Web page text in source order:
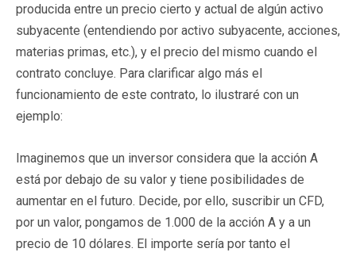
producida entre un precio cierto y actual de algún activo
subyacente (entendiendo por activo subyacente, acciones,
materias primas, etc.), y el precio del mismo cuando el
contrato concluye. Para clarificar algo más el
funcionamiento de este contrato, lo ilustraré con un
ejemplo:
Imaginemos que un inversor considera que la acción A
está por debajo de su valor y tiene posibilidades de
aumentar en el futuro. Decide, por ello, suscribir un CFD,
por un valor, pongamos de 1.000 de la acción A y a un
precio de 10 dólares. El importe sería por tanto el